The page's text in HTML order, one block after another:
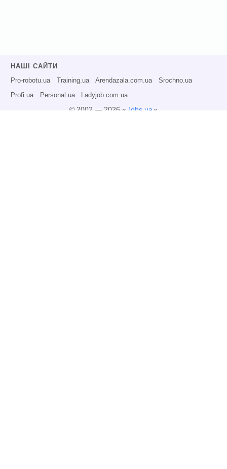
НАШІ САЙТИ
Pro-robotu.ua Training.ua Arendazala.com.ua Srochno.ua
Profi.ua Personal.ua Ladyjob.com.ua
© 2002 — 2026 « Jobs.ua»